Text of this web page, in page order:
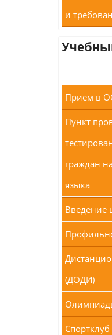
и
Прием в
Пункт
граждан
языка
(ДОДИ)